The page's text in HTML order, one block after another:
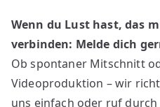
Wenn du Lust hast, das
verbinden: Melde dich
Ob spontaner Mitschnitt
Videoproduktion – wir
uns einfach oder ruf